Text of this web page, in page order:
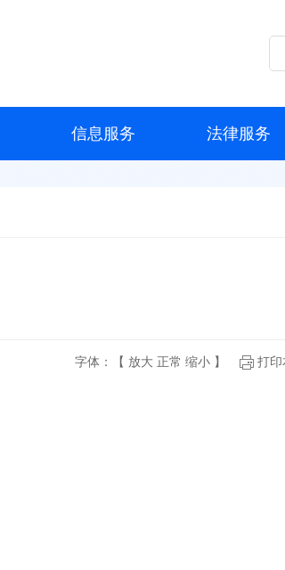
信息服务 法律服务
打印
字体：【 放大 正常 缩小 】